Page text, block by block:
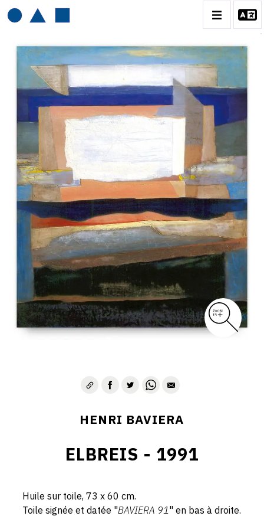
HENRI BAVIERA
BIOGRAPHIE
CATALOGUE DES OEUVRES
TOME 1: PEINTURES ET RELIEFS
TOME 2 : GRAVURES
CONTACT
HENRI BAVIERA
ELBREIS - 1991
Huile sur toile, 73 x 60 cm.
Toile signée et datée "BAVIERA 91 " en bas à droite.